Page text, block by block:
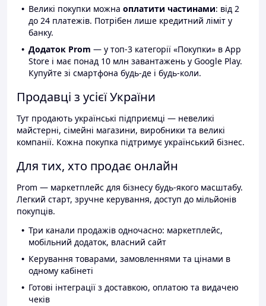
Великі покупки можна оплатити частинами: від 2
до 24 платежів. Потрібен лише кредитний ліміт у
банку.
Додаток Prom — у топ-3 категорії «Покупки» в App
Store і має понад 10 млн завантажень у Google Play.
Купуйте зі смартфона будь-де і будь-коли.
Продавці з усієї України
Тут продають українські підприємці — невеликі
майстерні, сімейні магазини, виробники та великі
компанії. Кожна покупка підтримує український бізнес.
Для тих, хто продає онлайн
Prom — маркетплейс для бізнесу будь-якого масштабу.
Легкий старт, зручне керування, доступ до мільйонів
покупців.
Три канали продажів одночасно: маркетплейс,
мобільний додаток, власний сайт
Керування товарами, замовленнями та цінами в
одному кабінеті
Готові інтеграції з доставкою, оплатою та видачею
чеків